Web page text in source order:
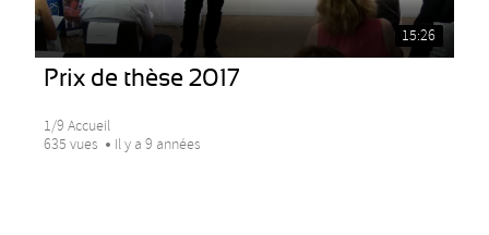
15:26
Prix de thèse 2017
1/9 Accueil
635 vues
Il y a 9 années